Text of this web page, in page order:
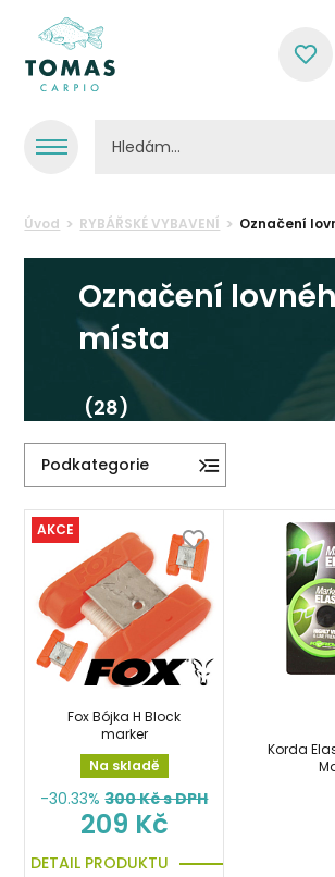
Úvod RYBÁŘSKÉ VYBAVENÍ Označení
Označení
místa
(28)
Podkategorie
AKCE
Fox Bójka H Block
marker
Na skladě
-30.33% 300Kč s DPH
209 Kč
DETAIL PRODUKTU
Korda